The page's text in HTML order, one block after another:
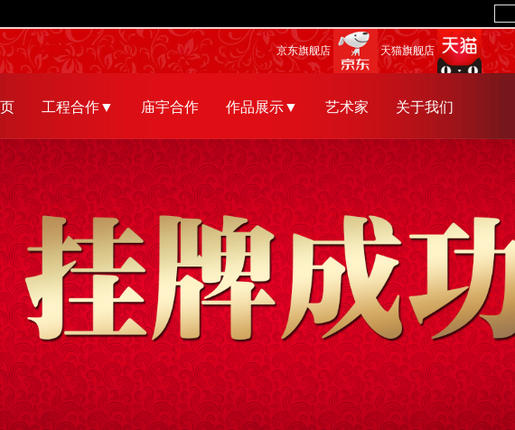
京东旗舰店 天猫旗舰店
工程合作▼ 庙宇合作 作品展示▼ 艺术家 关于我们